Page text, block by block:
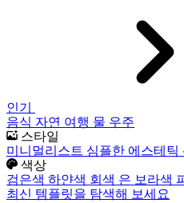
인기
음식 자연 여행 물 우주
스타일
미니멀리스트 심플한 에스테틱
색상
검은색 하얀색 회색 은 보라색
최신 템플릿을 탐색해 보세요